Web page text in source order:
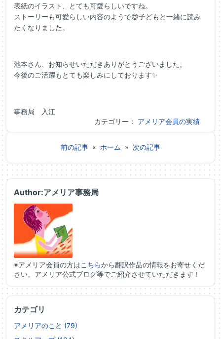
表紙のイラスト、とても可愛らしいですね。
ストーリーも可愛らしい内容のようで😍子どもと一緒に読み
たくなりました。
池本さん、お知らせいただきありがとうございました。
今後のご活躍もとても楽しみにしております✨
事務局 入江
カテゴリー： アメリア会員の実績
前の記事 « ホーム » 次の記事
Author:アメリア事務局
※アメリア会員の方はこちらから翻訳作品の情報をお寄せくだ
さい。アメリア公式ブログ等でご紹介させていただきます！
カテゴリ
アメリアのこと (79)